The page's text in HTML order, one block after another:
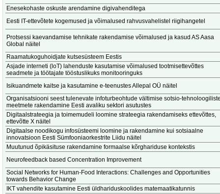
Enesekohaste oskuste arendamine digivahenditega
Eesti IT-ettevõtete kogemused ja võimalused rahvusvahelistel riigihangetel
Protsessi kaevandamise tehnikate rakendamise võimalused ja kasud AS Aasa
Global näitel
Raamatukoguhoidjate kutsesüsteem Eestis
Asjade interneti (loT) lahenduste kasutamise võimalused tootmisettevõttes
seadmete ja töötajate tööstuslikuks monitooringuks
Isikuandmete kaitse ja kasutamine e-teenustes Allepal OÜ näitel
Organisatsiooni seest tulenevate infoturbeohtude vältimise sotsio-
meetmete rakendamine Eesti avaliku sektori asutustes
Digitaalstrateegia ja toimemudeli loomine strateegia rakendamiseks ettevõttes,
ettevõtte X näitel
Digitaalse noodikogu infosüsteemi loomine ja rakendamine kui sotsiaalne
innovatsioon Eesti Sümfooniaorkestrite Liidu näitel
Muutunud õpikäsituse rakendamine formaalse kõrghariduse kontekstis
Neurofeedback based Concentration Improvement
Social Networks for Human-Food Interactions: Challenges and Opportunities
towards Behavior Change
IKT vahendite kasutamine Eesti üldhariduskoolides matemaatikatunnis